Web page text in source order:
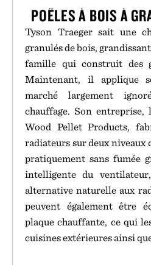
POÊLES À BOIS À
Tyson Traeger sait une
granulés de bois,
famille qui construit des
Maintenant, il applique
marché largement
chauffage. Son entreprise,
Wood Pellet Products,
radiateurs sur deux
pratiquement sans fumée
intelligente du
alternative naturelle aux
peuvent également être
plaque chauffante, ce qui
cuisines extérieures ainsi